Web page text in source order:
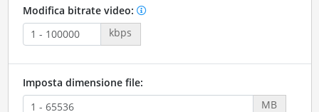
Modifica bitrate video:
kbps
Imposta dimensione file:
MB